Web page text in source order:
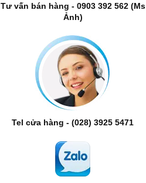
Tư vấn bán hàng - 0903 392 562 (Ms
Ảnh)
Tel cửa hàng - (028) 3925 5471